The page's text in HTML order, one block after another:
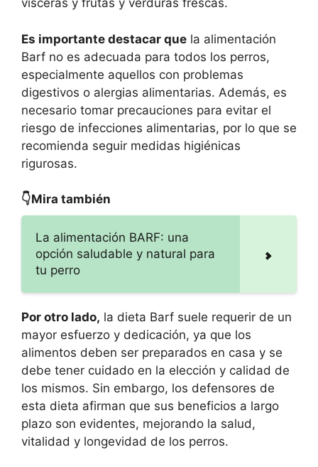
vísceras y frutas y verduras frescas.
Es importante destacar que la alimentación
Barf no es adecuada para todos los perros,
especialmente aquellos con problemas
digestivos o alergias alimentarias. Además, es
necesario tomar precauciones para evitar el
riesgo de infecciones alimentarias, por lo que se
recomienda seguir medidas higiénicas
rigurosas.
👇Mira también
La alimentación BARF: una
opción saludable y natural para
tu perro
Por otro lado, la dieta Barf suele requerir de un
mayor esfuerzo y dedicación, ya que los
alimentos deben ser preparados en casa y se
debe tener cuidado en la elección y calidad de
los mismos. Sin embargo, los defensores de
esta dieta afirman que sus beneficios a largo
plazo son evidentes, mejorando la salud,
vitalidad y longevidad de los perros.